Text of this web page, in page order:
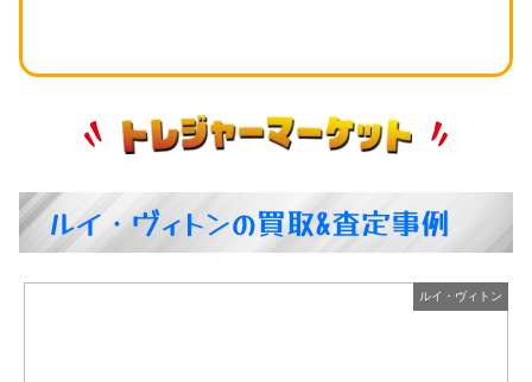
ルイ・ヴィトンの買取&査定事例
ルイ・ヴィトン